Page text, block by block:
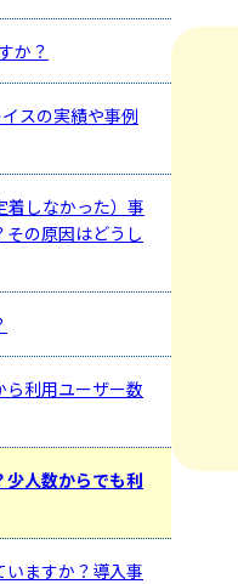
か？
スの実績や事例
着しなかった）事
の原因はどうし
利用ユーザー数
人数からでも利
いますか？導入事